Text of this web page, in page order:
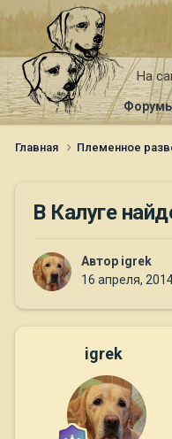
На
Главная Племенное
В Калуге
Автор igrek
16 апреля,
igrek